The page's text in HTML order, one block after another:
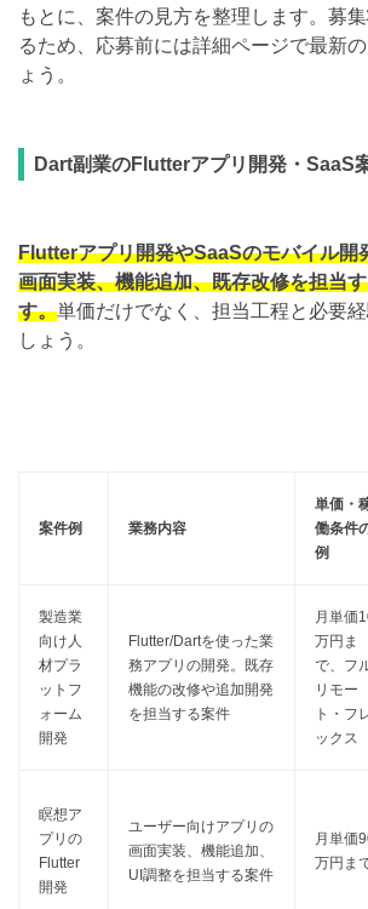
もとに、案件の見方を整理します。募
るため、応募前には詳細ページで最新
ょう。
Dart副業のFlutterアプリ開発・SaaS
Flutterアプリ開発やSaaSのモバイル開
画面実装、機能追加、既存改修を担当
す。単価だけでなく、担当工程と必要
しょう。
案件例 業務内容
単価・
働条件
例
製造業
向け人
材プラ
ットフ
ォーム
開発
Flutter/Dartを使った業
務アプリの開発。既存
機能の改修や追加開発
を担当する案件
月単価
万円ま
で、フ
リモー
ト・フ
ックス
瞑想ア
プリの
Flutter
開発
ユーザー向けアプリの
画面実装、機能追加、
UI調整を担当する案件
月単価
万円ま